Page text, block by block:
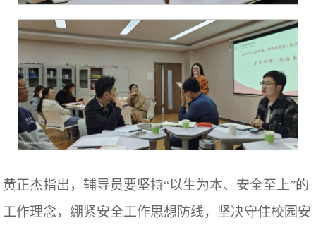
黄正杰指出，辅导员要坚持“以生为本、安全至上”的
工作理念，绷紧安全工作思想防线，坚决守住校园安